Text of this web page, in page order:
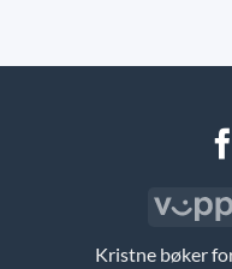
Kristne bøker